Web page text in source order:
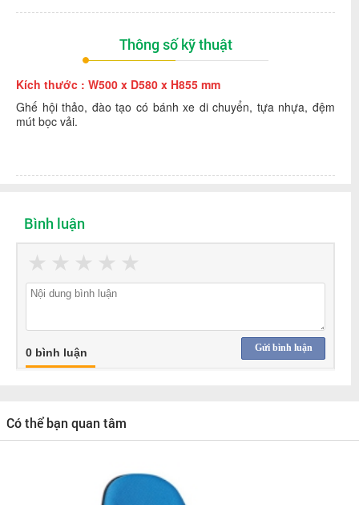
Thông số kỹ thuật
Kích thước : W500 x D580 x H855 mm
Ghế hội thảo, đào tạo có bánh xe di chuyển, tựa nhựa, đệm
mút bọc vải.
Bình luận
★
★
★
★
★
Gửi bình luận
0 bình luận
Có thể bạn quan tâm